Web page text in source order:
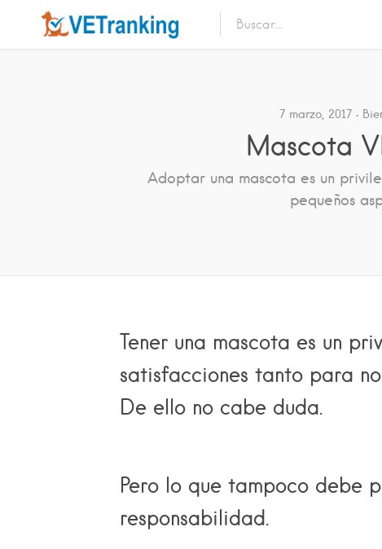
7 marzo, 2017
Mascota
Adoptar una mascota es un
pequeños
Tener una mascota es un
satisfacciones tanto para
De ello no cabe duda.
Pero lo que tampoco debe
responsabilidad.